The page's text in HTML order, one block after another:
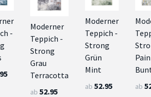
-
Moderner
Teppich -
Strong
Grau
Terracotta
ab 52.95
Moderner
Teppich -
Strong
Grün
Mint
ab 52.95 ab